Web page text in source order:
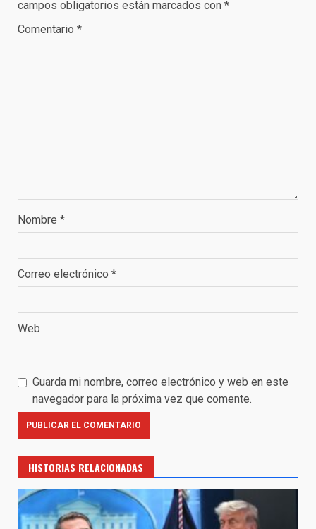
campos obligatorios están marcados con *
Comentario *
Nombre *
Correo electrónico *
Web
Guarda mi nombre, correo electrónico y web en este
navegador para la próxima vez que comente.
HISTORIAS RELACIONADAS